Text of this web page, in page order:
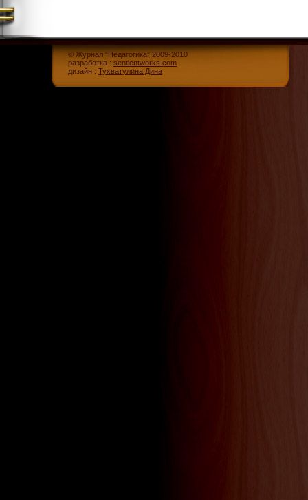
© Журнал “Педагогика” 2009-2010
разработка : sentientworks.com
дизайн : Тухватулина Дина